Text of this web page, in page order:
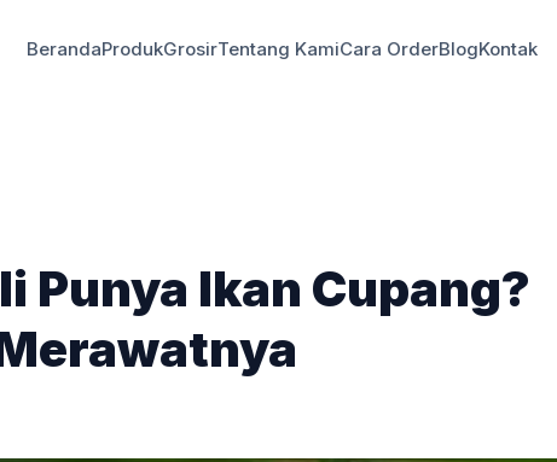
BerandaProdukGrosirTentang KamiCara OrderBlogKontak
Punya Ikan Cupang?